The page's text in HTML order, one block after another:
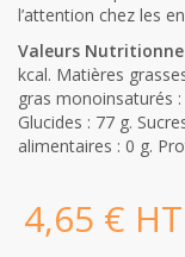
l’attention chez les
Valeurs
kcal. Matières
gras monoinsaturés
Glucides : 77 g.
alimentaires : 0 g.
4,65 € HT